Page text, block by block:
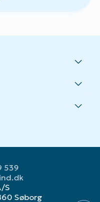
539
S
Søborg